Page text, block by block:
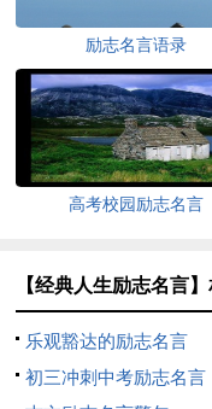
励志名言语录
高考校园励志名言
【经典人生励志名言
乐观豁达的励志名言
初三冲刺中考励志名言